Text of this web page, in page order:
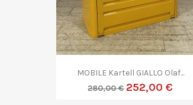
Anteprima
MOBILE Kartell GIALLO Olaf...
280,00 € 252,00 €